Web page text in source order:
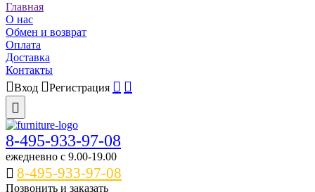
Главная
О нас
Обмен и возврат
Оплата
Доставка
Контакты
Вход
Регистрация
8-495-933-97-08
ежедневно c 9.00-19.00
8-495-933-97-08
Позвонить и заказать